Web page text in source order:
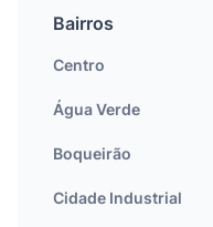
Bairros
Centro
Água Verde
Boqueirão
Cidade Industrial